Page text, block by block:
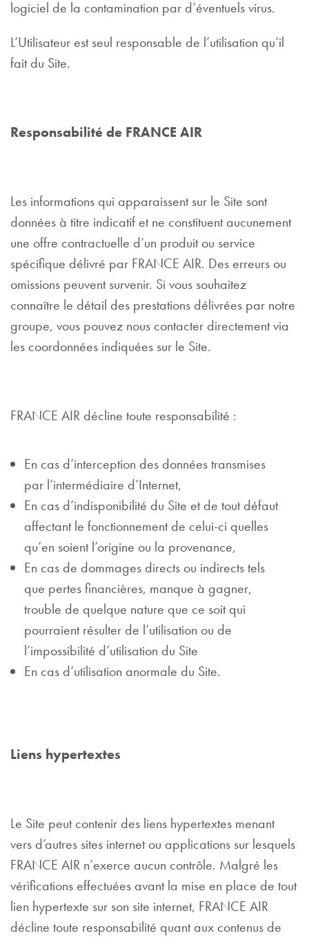
logiciel de la contamination par d’éventuels virus.
L’Utilisateur est seul responsable de l’utilisation qu’il
fait du Site.
Responsabilité de FRANCE AIR
Les informations qui apparaissent sur le Site sont
données à titre indicatif et ne constituent aucunement
une offre contractuelle d’un produit ou service
spécifique délivré par FRANCE AIR. Des erreurs ou
omissions peuvent survenir. Si vous souhaitez
connaître le détail des prestations délivrées par notre
groupe, vous pouvez nous contacter directement via
les coordonnées indiquées sur le Site.
FRANCE AIR décline toute responsabilité :
En cas d’interception des données transmises
par l’intermédiaire d’Internet,
En cas d’indisponibilité du Site et de tout défaut
affectant le fonctionnement de celui-ci quelles
qu’en soient l’origine ou la provenance,
En cas de dommages directs ou indirects tels
que pertes financières, manque à gagner,
trouble de quelque nature que ce soit qui
pourraient résulter de l’utilisation ou de
l’impossibilité d’utilisation du Site
En cas d’utilisation anormale du Site.
Liens hypertextes
Le Site peut contenir des liens hypertextes menant
vers d’autres sites internet ou applications sur lesquels
FRANCE AIR n’exerce aucun contrôle. Malgré les
vérifications effectuées avant la mise en place de tout
lien hypertexte sur son site internet, FRANCE AIR
décline toute responsabilité quant aux contenus de